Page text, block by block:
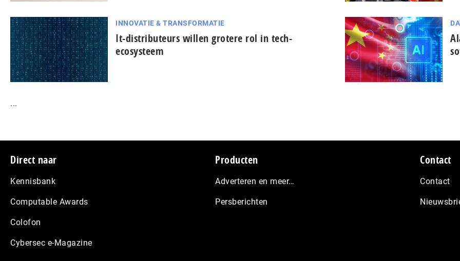
INNOVATIE & TRANSFORMATIE
It-dis­tri­bu­teurs willen grotere rol in tech-
ecosysteem
...
Footer
Direct naar
Kennisbank
Computable Awards
Colofon
Cybersec e-Magazine
Producten
Adverteren en meer…
Persberichten
Contact
Contact